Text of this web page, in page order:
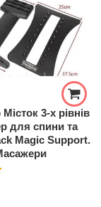
3-х рівнів
для спини та
Magic Support.